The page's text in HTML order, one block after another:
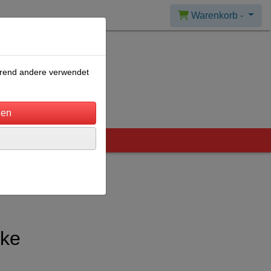
Warenkorb -
andere verwendet